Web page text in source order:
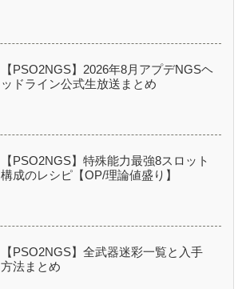
【PSO2NGS】2026年8月アプデNGSヘ
ッドライン公式生放送まとめ
【PSO2NGS】特殊能力最強8スロット
構成のレシピ【OP/理論値盛り】
【PSO2NGS】全武器迷彩一覧と入手
方法まとめ